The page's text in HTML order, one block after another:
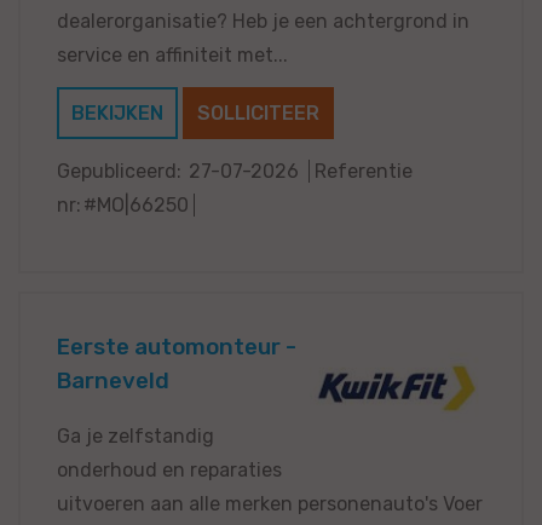
dealerorganisatie? Heb je een achtergrond in
service en affiniteit met...
BEKIJKEN SOLLICITEER
Gepubliceerd: 27-07-2026
Referentie
nr: #MO|66250
Eerste automonteur -
Barneveld
Ga je zelfstandig
onderhoud en reparaties
uitvoeren aan alle merken personenauto's Voer